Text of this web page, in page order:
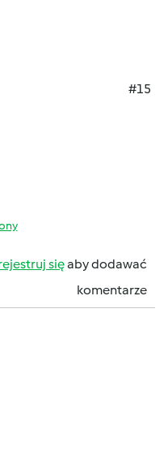
#15
sięaby dodawać
komentarze